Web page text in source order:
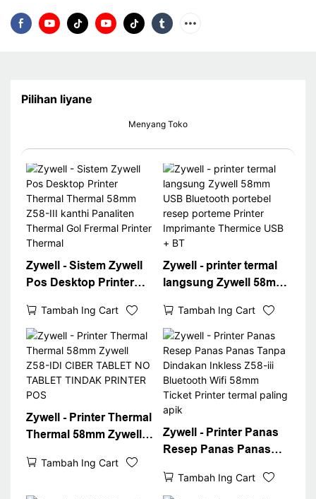
Pilihan liyane
Menyang Toko
Zywell - Sistem Zywell
Pos Desktop Printer
Z58-III kanthi Panaliten
Thermal Gol Frermal
Printer Thermal
Tambah Ing Cart
Zywell - printer termal
langsung Zywell 58mm
portebel resep porteme
Printer Imprimante
Thermice USB + BT
Tambah Ing Cart
Zywell - Printer Thermal
Thermal 58mm Zywell
NO TABLET TINDAK
Tambah Ing Cart
Zywell - Printer Panas
Resep Panas Panas
Inkless Z58-iii
Tambah Ing Cart